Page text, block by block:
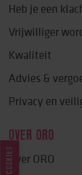
Heb je een
Vrijwilliger
Kwaliteit
Advies &
Privacy en
OVER ORO
Over ORO
COOKIES